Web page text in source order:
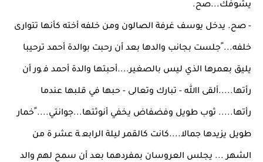
ﻳﺸﻮﻓﻚ...ﺻﺢ.
- ﺻﺢ. ﻳﺪﺧﻞ ﻳﻮﺳﻒ ﻏﺮﻓﺔ اﻟﺼﺎﻟﻮن وﻣﻦ ﺧﻠﻔﻪ أﺧﺘﻪ ﻛﺄﻧﻬﺎ ﺗﺘﻮارى
ﺧﻠﻔﻪ... ًﺟﻠﺴﺖ ﺑﺠﺎﻧﺐ واﻟﺪﻫﺎ ﺑﻌﺪ أن رﺣﺒﺖ ﺑﻮاﻟﺪة أﺣﻤﺪ ﺗﺮﺣﻴﺒﺎ
ﻳﻠﻴﻖ ﺑﻌﻤﺮﻫﺎ اﻟﺬي ﻟﻴﺲ ﺑﺎﻟﺼﻐﻴﺮ....أﺣﺒﺘﻬﺎ واﻟﺪة أﺣﻤﺪ ﻓ ﻮر أن
رأﺗﻬﺎ.....أﻟﻘﻰ اﷲ - ﺗﺒﺎرك وﺗﻌﺎﻟﻰ - ﺣﺒﻬﺎ ﻓﻲ ﻗﻠﺒﻬﺎ ﻋﻨﺪﻣﺎ
رأﺗﻬﺎ..... ﺛﻮب ﻃﻮﻳﻞ وﻓﻀﻔﺎض ﻳﺨﻔﻲ أﻧﻮﺛﺘﻬﺎ...ﺟﻮاﻧﺘﻲ.... ًﺧﻤﺎر
ﻃﻮﻳﻞ ﻳﺰﻳﺪﻫﺎ ﺟﻤﺎﻻ....ﻛﺎﻧﺖ ﻛﺎﻟﻘﻤﺮ ﻟﻴﻠﺔ اﻟﺮاﺑﻌ ﺔ ﻋﺸﺮ ة ﻣﻦ
اﻟﺸﻬﺮ ... ﻳﺠﻠﺲ اﻟﻌﺮوﺳﺎن ﺑﻤﻔﺮدﻫﻤﺎ ﺑﻌﺪ أن ﺳﻤﺢ ﻟﻬﻢ واﻟﺪ